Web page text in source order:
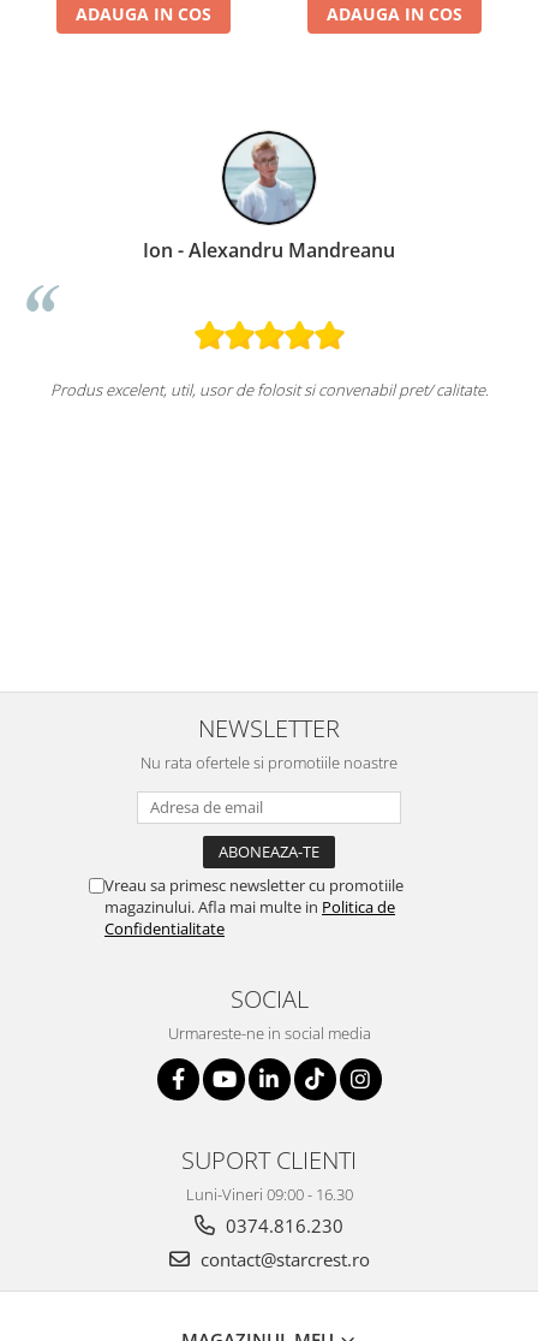
ADAUGA IN COS ADAUGA IN COS
Ion - Alexandru Mandreanu
Produs excelent, util, usor de folosit si convenabil pret/ calitate.
NEWSLETTER
Nu rata ofertele si promotiile noastre
Vreau sa primesc newsletter cu promotiile
magazinului. Afla mai multe in Politica de
Confidentialitate
SOCIAL
Urmareste-ne in social media
SUPORT CLIENTI
Luni-Vineri 09:00 - 16.30
0374.816.230
contact@starcrest.ro